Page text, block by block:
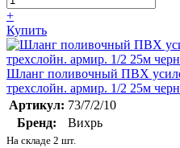
+
Купить
Шланг поливочный ПВХ
трехслойн. армир. 1/2 25м
Артикул: 73/7/2/10
Бренд:
Вихрь
На складе 2 шт.